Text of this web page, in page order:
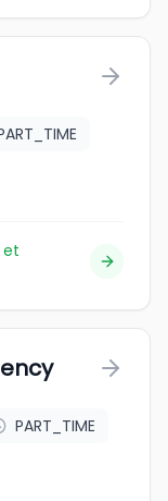
et
PART_TIME